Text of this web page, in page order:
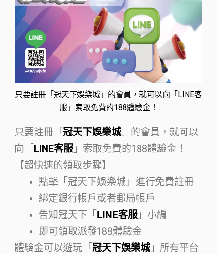
只要註冊「冠天下娛樂城」的會員，就可以向「LINE客
服」索取免費的188體驗金！
只要註冊「 冠天下娛樂城」的會員，就可以
向「 LINE客服 」索取免費的188體驗金！
【超快速的領取步驟】
點擊「冠天下娛樂城」進行免費註冊
綁定銀行帳戶或者郵局帳戶
告知冠天下「 LINE客服 」小編
即可領取派發188體驗金
體驗金可以遊玩「 冠天下娛樂城」所有平台